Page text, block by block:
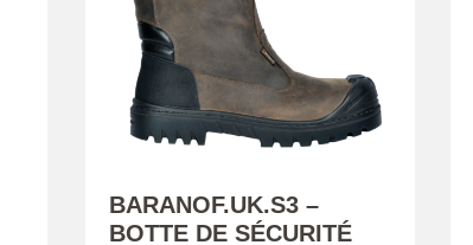
BARANOF.UK.S3 –
BOTTE DE SÉCURITÉ